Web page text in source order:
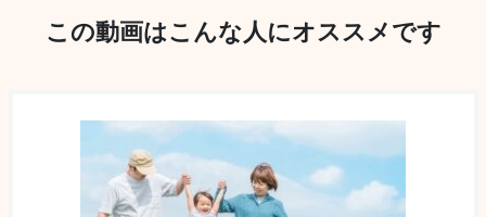
この動画はこんな人にオススメです